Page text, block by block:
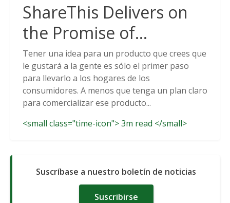
ShareThis Delivers on
the Promise of
Cookieless Data
Solutions
Tener una idea para un producto que crees que
le gustará a la gente es sólo el primer paso
para llevarlo a los hogares de los
consumidores. A menos que tenga un plan claro
para comercializar ese producto...
<small class="time-icon"> 3m read </small>
Suscríbase a nuestro boletín de noticias
Suscribirse